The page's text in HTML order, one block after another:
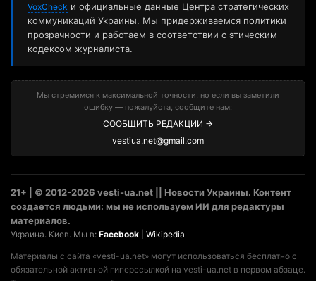
VoxCheck и официальные данные Центра стратегических
коммуникаций Украины. Мы придерживаемся политики
прозрачности и работаем в соответствии с этическим
кодексом журналиста.
Мы стремимся к максимальной точности, но если вы заметили
ошибку — пожалуйста, сообщите нам:
СООБЩИТЬ РЕДАКЦИИ →
vestiua.net@gmail.com
21+ | © 2012-2026 vesti-ua.net || Новости Украины. Контент
создается людьми: мы не используем ИИ для редактуры
материалов.
Украина. Киев. Мы в: Facebook Wikipedia
Материалы с сайта «vesti-ua.net» могут использоваться бесплатно с
обязательной активной гиперссылкой на vesti-ua.net в первом абзаце.